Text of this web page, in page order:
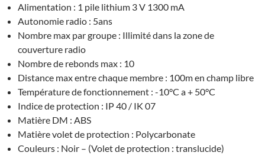
Alimentation : 1 pile lithium 3 V 1300 mA
Autonomie radio : 5ans
Nombre max par groupe : Illimité dans la zone de
couverture radio
Nombre de rebonds max : 10
Distance max entre chaque membre : 100m en champ libre
Température de fonctionnement : -10°C a + 50°C
Indice de protection : IP 40 / IK 07
Matière DM : ABS
Matière volet de protection : Polycarbonate
Couleurs : Noir – (Volet de protection : translucide)